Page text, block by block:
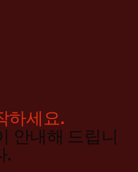
하세요.
안내해 드립니
.